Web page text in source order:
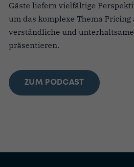
Gäste liefern vielfältige
um das komplexe Thema Pricing
verständliche und unterhaltsame
präsentieren.
ZUM PODCAST